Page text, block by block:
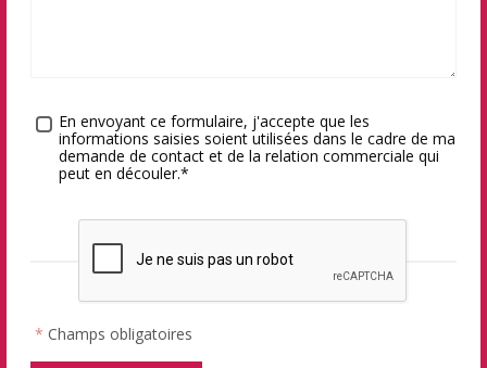
Traitement des données *
En envoyant ce formulaire, j'accepte que les
informations saisies soient utilisées dans le cadre de ma
demande de contact et de la relation commerciale qui
peut en découler.*
* Champs obligatoires